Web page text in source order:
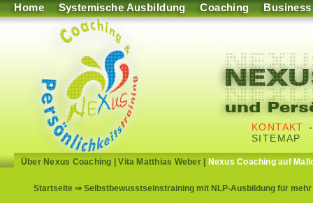
Home Systemische Ausbildung Coaching Business
KONTAKT
SITEMAP
Über Nexus Coaching |Vita Matthias Weber| Nexus Coaching auf
Startseite ⇒ Selbstbewusstseinstraining mit NLP-Ausbildung für